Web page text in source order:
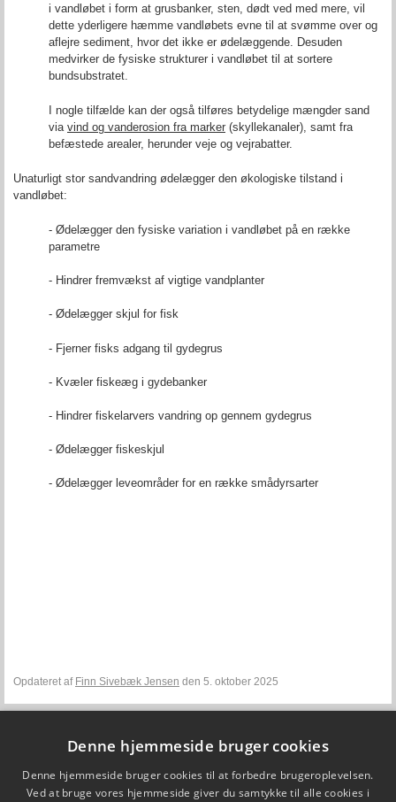
i vandløbet i form at grusbanker, sten, dødt ved med mere, vil
dette yderligere hæmme vandløbets evne til at svømme over og
aflejre sediment, hvor det ikke er ødelæggende. Desuden
medvirker de fysiske strukturer i vandløbet til at sortere
bundsubstratet.
I nogle tilfælde kan der også tilføres betydelige mængder sand
via vind og vanderosion fra marker (skyllekanaler), samt fra
befæstede arealer, herunder veje og vejrabatter.
Unaturligt stor sandvandring ødelægger den økologiske tilstand i
vandløbet:
- Ødelægger den fysiske variation i vandløbet på en række
parametre
- Hindrer fremvækst af vigtige vandplanter
- Ødelægger skjul for fisk
- Fjerner fisks adgang til gydegrus
- Kvæler fiskeæg i gydebanker
- Hindrer fiskelarvers vandring op gennem gydegrus
- Ødelægger fiskeskjul
- Ødelægger leveområder for en række smådyrsarter
Opdateret af Finn Sivebæk Jensen den 5. oktober 2025
DTU Aqua - Institut for Akvatiske Ressourcer
Vejlsøvej 39
Denne hjemmeside bruger cookies
Denne hjemmeside bruger cookies til at forbedre brugeroplevelsen.
Ved at bruge vores hjemmeside giver du samtykke til alle cookies i